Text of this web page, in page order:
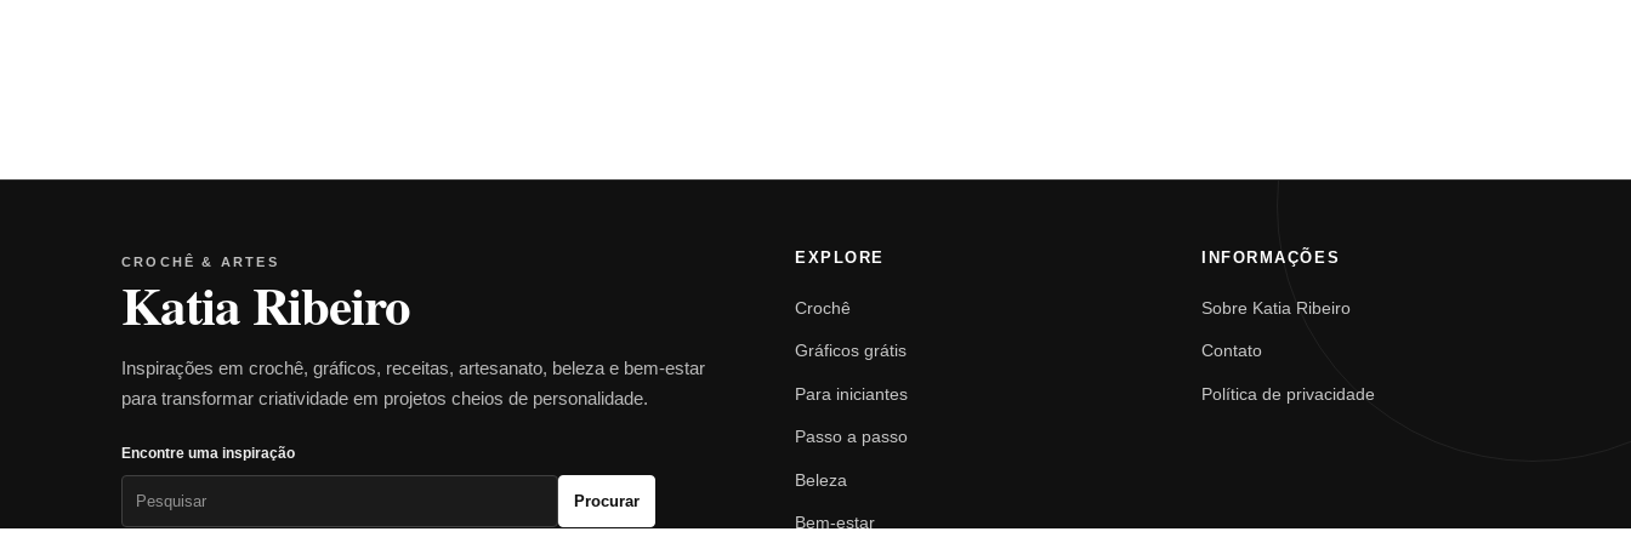
CROCHÊ & ARTES
Katia Ribeiro
Inspirações em crochê, gráficos, receitas, artesanato, beleza e bem-estar
para transformar criatividade em projetos cheios de personalidade.
Encontre uma inspiração
Procurar
EXPLORE
Crochê
Gráficos grátis
Para iniciantes
Passo a passo
Beleza
Bem-estar
INFORMAÇÕES
Sobre Katia Ribeiro
Contato
Política de privacidade